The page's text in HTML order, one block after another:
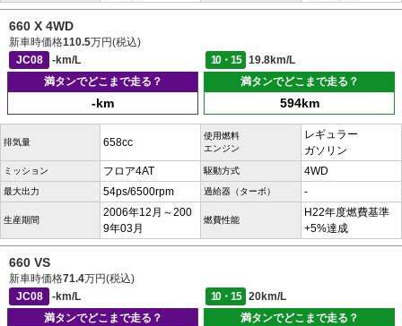
660 X 4WD
新車時価格110.5万円(税込)
JC08
-km/L 10・15
19.8km/L
満タンでどこまで走る？
-km
満タンでどこまで走る？
594km
排気量 658cc
使用燃料
エンジン
レギュラー
ガソリン
ミッション フロア4AT 駆動方式 4WD
最大出力 54ps/6500rpm 過給器（ターボ） -
生産期間
2006年12月～200
9年03月
燃費性能
H22年度燃費基準
+5%達成
660 VS
新車時価格71.4万円(税込)
JC08
-km/L 10・15
20km/L
満タンでどこまで走る？
満タンでどこまで走る？